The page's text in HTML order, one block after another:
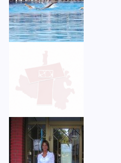
o
k
er